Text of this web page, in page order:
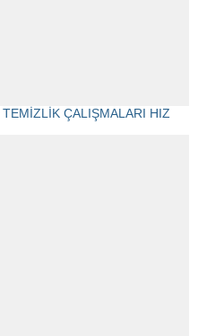
ÇALIŞMALARI HIZ